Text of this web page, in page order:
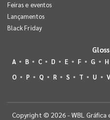
Feiras e eventos
Lançamentos
Black Friday
A B C D E F G H
O
P Q R S T U V
Copyright © 2026 - WBL Gráfica